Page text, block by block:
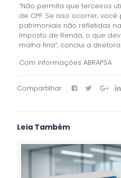
“Não permita que terceiros
de CPF. Se isso ocorrer,
patrimoniais não refletidas
Imposto de Renda, o que
malha fina”, conclui a diretora.
Com informações ABRAPSA
Compartilhar
Leia Também